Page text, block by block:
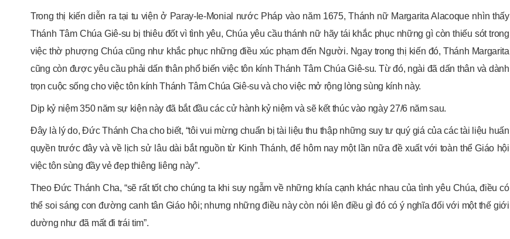
Trong thị kiến diễn ra tại tu viện ở Paray-le-Monial nước Pháp vào năm 1675, Thánh nữ Margarita Alacoque nhìn thấy
Thánh Tâm Chúa Giê-su bị thiêu đốt vì tình yêu, Chúa yêu cầu thánh nữ hãy tái khắc phục những gì còn thiếu sót trong
việc thờ phượng Chúa cũng như khắc phục những điều xúc phạm đến Người. Ngay trong thị kiến đó, Thánh Margarita
cũng còn được yêu cầu phải dấn thân phổ biến việc tôn kính Thánh Tâm Chúa Giê-su. Từ đó, ngài đã dấn thân và dành
trọn cuộc sống cho việc tôn kính Thánh Tâm Chúa Giê-su và cho việc mở rộng lòng sùng kính này.
Dịp kỷ niệm 350 năm sự kiện này đã bắt đầu các cử hành kỷ niệm và sẽ kết thúc vào ngày 27/6 năm sau.
Đây là lý do, Đức Thánh Cha cho biết, “tôi vui mừng chuẩn bị tài liệu thu thập những suy tư quý giá của các tài liệu huấn
quyền trước đây và về lịch sử lâu dài bắt nguồn từ Kinh Thánh, để hôm nay một lần nữa đề xuất với toàn thể Giáo hội
việc tôn sùng đầy vẻ đẹp thiêng liêng này”.
Theo Đức Thánh Cha, “sẽ rất tốt cho chúng ta khi suy ngẫm về những khía cạnh khác nhau của tình yêu Chúa, điều có
thể soi sáng con đường canh tân Giáo hội; nhưng những điều này còn nói lên điều gì đó có ý nghĩa đối với một thế giới
dường như đã mất đi trái tim”.